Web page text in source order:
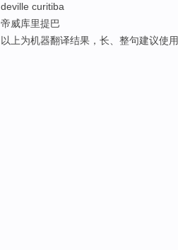
deville curitiba
帝威库里提巴
以上为机器翻译结果，长、整句建议使用